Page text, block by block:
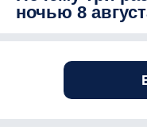
ночью 8